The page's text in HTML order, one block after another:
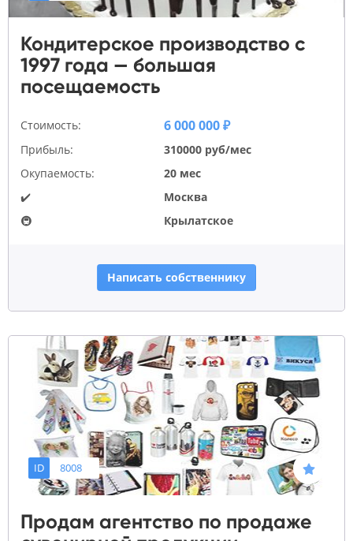
Кондитерское производство с
1997 года — большая
посещаемость
Стоимость: 6 000 000 ₽
Прибыль:
310000 руб/мес
Окупаемость:
20 мес
✔️
Москва
🚇
Крылатское
Написать собственнику
ID 8008
Продам агентство по продаже